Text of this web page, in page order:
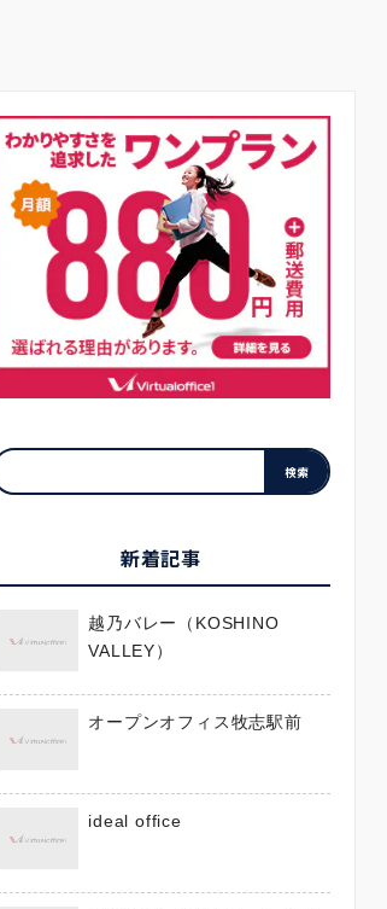
新着記事
越乃バレー（KOSHINO
VALLEY）
オープンオフィス牧志駅前
ideal office